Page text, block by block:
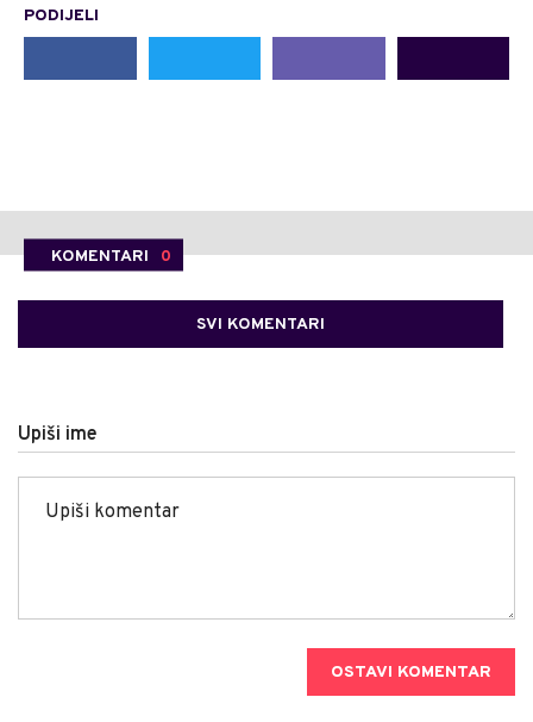
PODIJELI
KOMENTARI 0
SVI KOMENTARI
Upiši ime
OSTAVI KOMENTAR